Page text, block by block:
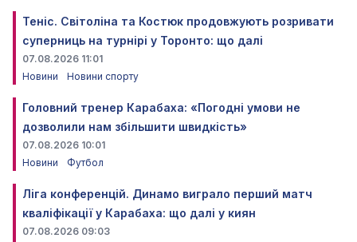
Теніс. Світоліна та Костюк продовжують розривати
суперниць на турнірі у Торонто: що далі
07.08.2026 11:01
Новини
Новини спорту
Головний тренер Карабаха: «Погодні умови не
дозволили нам збільшити швидкість»
07.08.2026 10:01
Новини
Футбол
Ліга конференцій. Динамо виграло перший матч
кваліфікації у Карабаха: що далі у киян
07.08.2026 09:03